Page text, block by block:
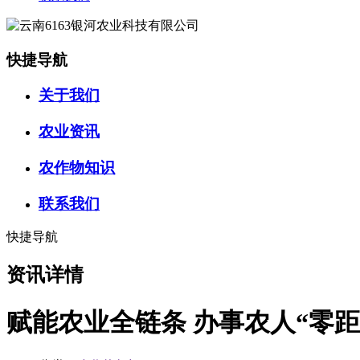
快捷导航
关于我们
农业资讯
农作物知识
联系我们
快捷导航
资讯详情
赋能农业全链条 办事农人“零